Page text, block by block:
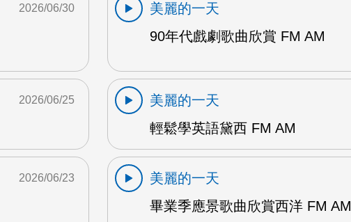
2026/06/30
美麗的一天
90年代戲劇歌曲欣賞 FM AM
2026/06/25
美麗的一天
輕鬆學英語黛西 FM AM
2026/06/23
美麗的一天
畢業季應景歌曲欣賞西洋 FM AM